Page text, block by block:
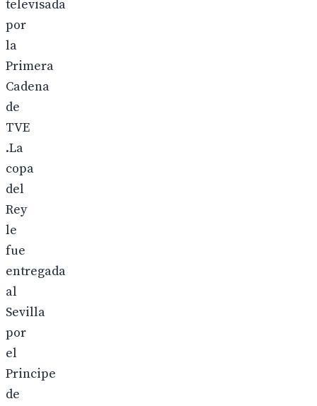
televisada
por
la
Primera
Cadena
de
TVE
.La
copa
del
Rey
le
fue
entregada
al
Sevilla
por
el
Principe
de